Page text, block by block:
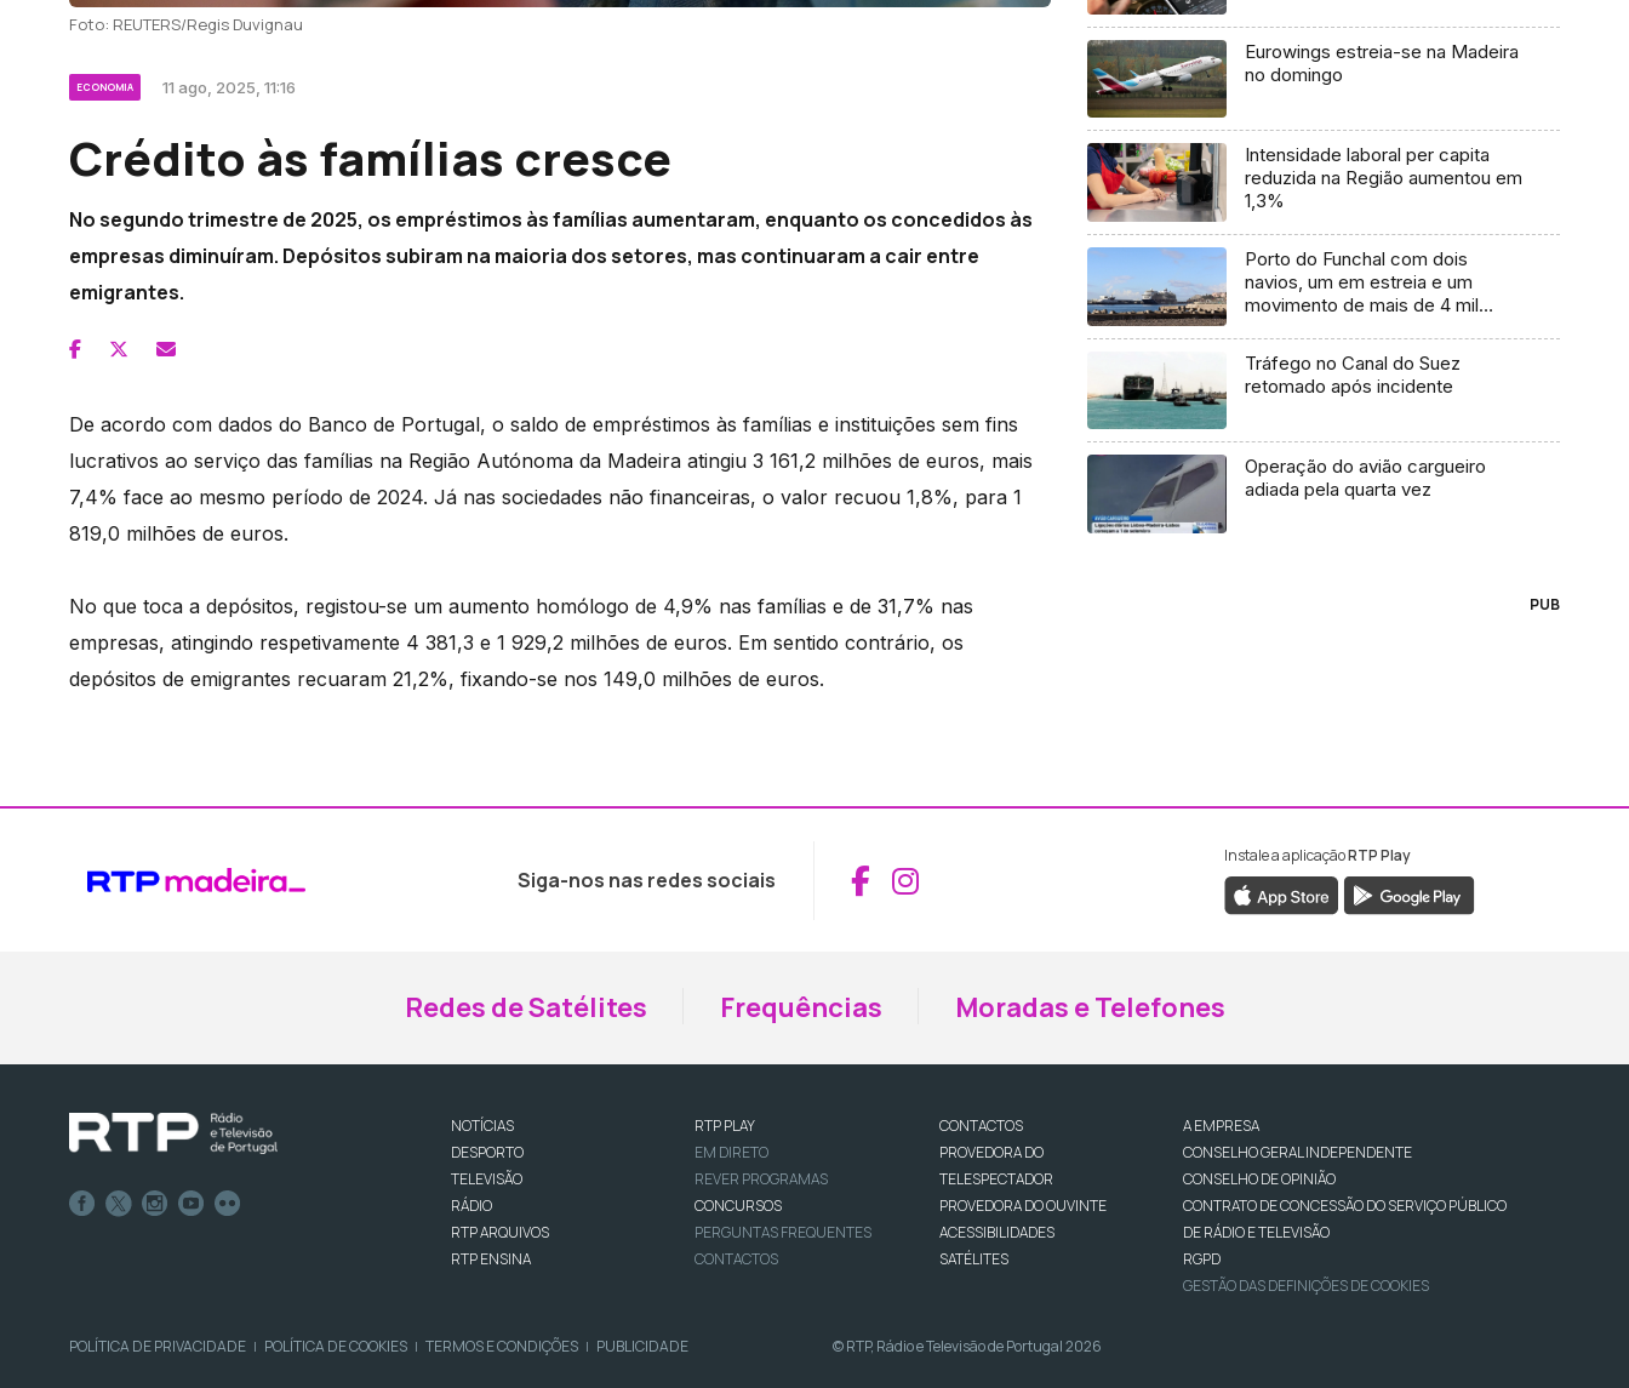
Foto: REUTERS/Regis Duvignau
ECONOMIA 11 ago, 2025, 11:16
Crédito às famílias cresce
No segundo trimestre de 2025, os empréstimos às famílias aumentaram, enquanto os concedidos às
empresas diminuíram. Depósitos subiram na maioria dos setores, mas continuaram a cair entre
emigrantes.
De acordo com dados do Banco de Portugal, o saldo de empréstimos às famílias e instituições sem fins
lucrativos ao serviço das famílias na Região Autónoma da Madeira atingiu 3 161,2 milhões de euros, mais
7,4% face ao mesmo período de 2024. Já nas sociedades não financeiras, o valor recuou 1,8%, para 1
819,0 milhões de euros.
No que toca a depósitos, registou-se um aumento homólogo de 4,9% nas famílias e de 31,7% nas
empresas, atingindo respetivamente 4 381,3 e 1 929,2 milhões de euros. Em sentido contrário, os
depósitos de emigrantes recuaram 21,2%, fixando-se nos 149,0 milhões de euros.
Eurowings estreia-se na Madeira
no domingo
Intensidade laboral per capita
reduzida na Região aumentou em
1,3%
Porto do Funchal com dois
navios, um em estreia e um
movimento de mais de 4 mil
Tráfego no Canal do Suez
retomado após incidente
Operação do avião cargueiro
adiada pela quarta vez
PUB
Siga-nos nas redes sociais Aceder ao Facebook da RTP Madeira
Aceder ao Instagram da RTP Madeira
Instale a aplicaçãoRTP Play
Redes de Satélites Frequências Moradas e Telefones
NOTÍCIAS
DESPORTO
TELEVISÃO
RÁDIO
RTP ARQUIVOS
RTP ENSINA
RTP PLAY
EM DIRETO
REVER PROGRAMAS
CONCURSOS
PERGUNTAS FREQUENTES
CONTACTOS
CONTACTOS
PROVEDORA DO
TELESPECTADOR
PROVEDORA DO OUVINTE
ACESSIBILIDADES
SATÉLITES
A EMPRESA
CONSELHO GERAL INDEPENDENTE
CONSELHO DE OPINIÃO
CONTRATO DE CONCESSÃO DO SERVIÇO PÚBLICO
DE RÁDIO E TELEVISÃO
RGPD
GESTÃO DAS DEFINIÇÕES DE COOKIES
POLÍTICA DE PRIVACIDADE | POLÍTICA DE COOKIES | TERMOS E CONDIÇÕES | PUBLICIDADE © RTP, Rádio e Televisão de Portugal 2026